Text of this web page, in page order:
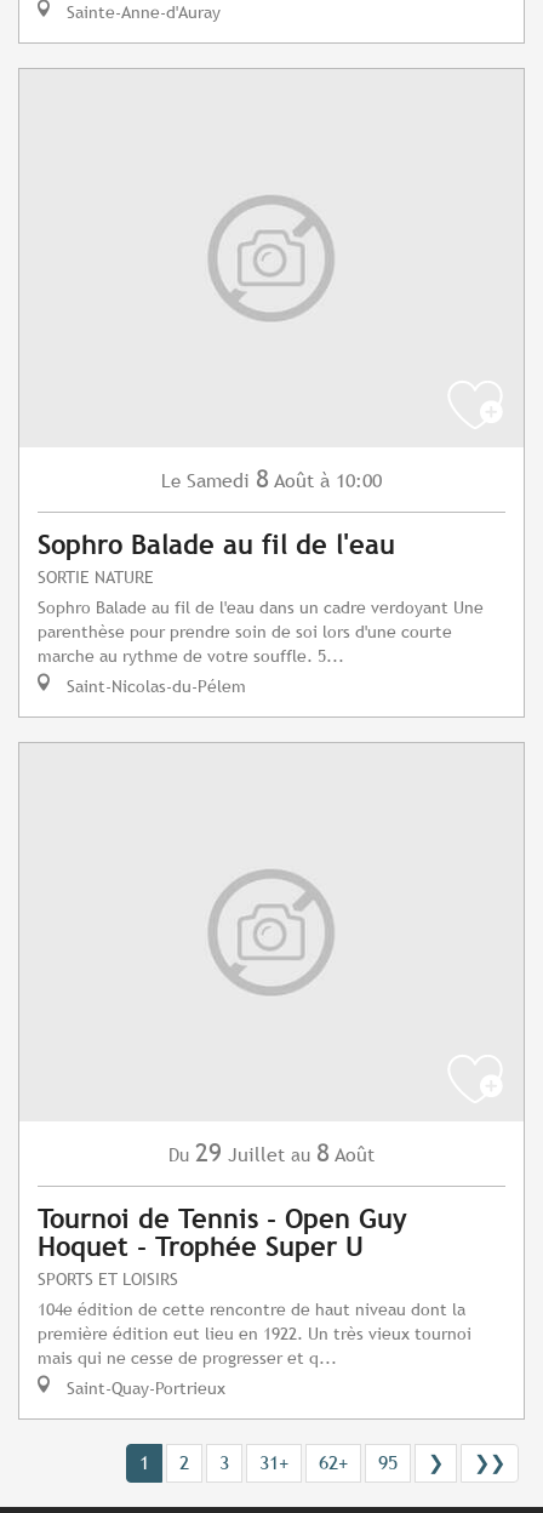
Sainte-Anne-d'Auray
Le Samedi 8 Août à 10:00
Sophro Balade au fil de l'eau
SORTIE NATURE
Sophro Balade au fil de l'eau dans un cadre verdoyant Une
parenthèse pour prendre soin de soi lors d'une courte
marche au rythme de votre souffle. 5...
Saint-Nicolas-du-Pélem
Du 29 Juillet au 8 Août
Tournoi de Tennis - Open Guy
Hoquet - Trophée Super U
SPORTS ET LOISIRS
104e édition de cette rencontre de haut niveau dont la
première édition eut lieu en 1922. Un très vieux tournoi
mais qui ne cesse de progresser et q...
Saint-Quay-Portrieux
1 2 3 31+ 62+ 95 ❯ ❯❯